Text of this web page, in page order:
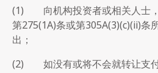
(1) 向机构投资者或相关人士，
第275(1A)条或第305A(3)(c)(ii)条
出；
(2) 如没有或将不会就转让支付